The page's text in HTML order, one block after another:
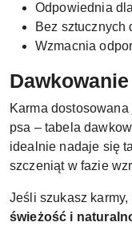
Odpowiednia
Bez sztucznych
Wzmacnia
Karma
psa – tabela
idealnie nadaje się
szczeniąt w fazie
Jeśli szukasz karmy,
świeżość i